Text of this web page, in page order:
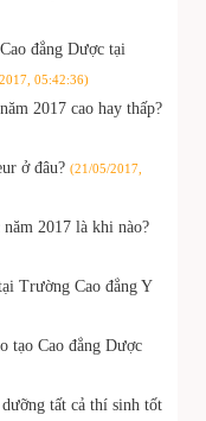
đẳng Dược tại
05:42:36)
2017 cao hay thấp?
ở đâu? (21/05/2017,
2017 là khi nào?
Trường Cao đẳng Y
tạo Cao đẳng Dược
tất cả thí sinh tốt